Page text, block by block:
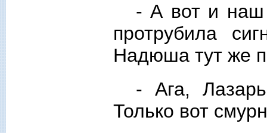
- А вот и наш
протрубила
Надюша тут же
- Ага,
Только вот